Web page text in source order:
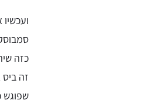
כזה
זה ביס